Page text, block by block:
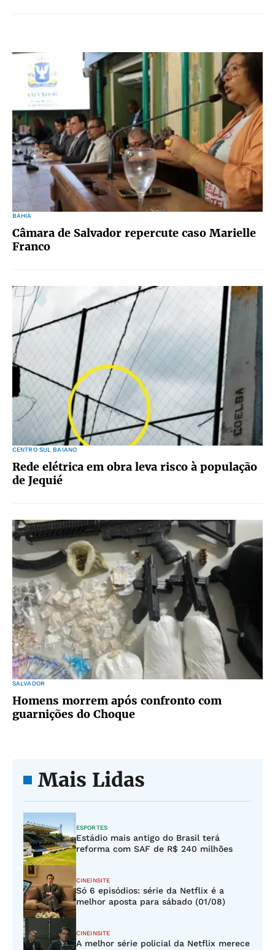
BAHIA
Câmara de Salvador repercute caso Marielle
Franco
CENTRO SUL BAIANO
Rede elétrica em obra leva risco à população
de Jequié
SALVADOR
Homens morrem após confronto com
guarnições do Choque
Mais Lidas
ESPORTES
Estádio mais antigo do Brasil terá
reforma com SAF de R$ 240 milhões
CINEINSITE
Só 6 episódios: série da Netflix é a
melhor aposta para sábado (01/08)
CINEINSITE
A melhor série policial da Netflix merece